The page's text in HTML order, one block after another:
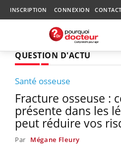
INSCRIPTION CONNEXION CONTACT
QUESTION D'ACTU
Santé osseuse
Fracture osseuse :
présente dans les
peut réduire vos
Par Mégane Fleury